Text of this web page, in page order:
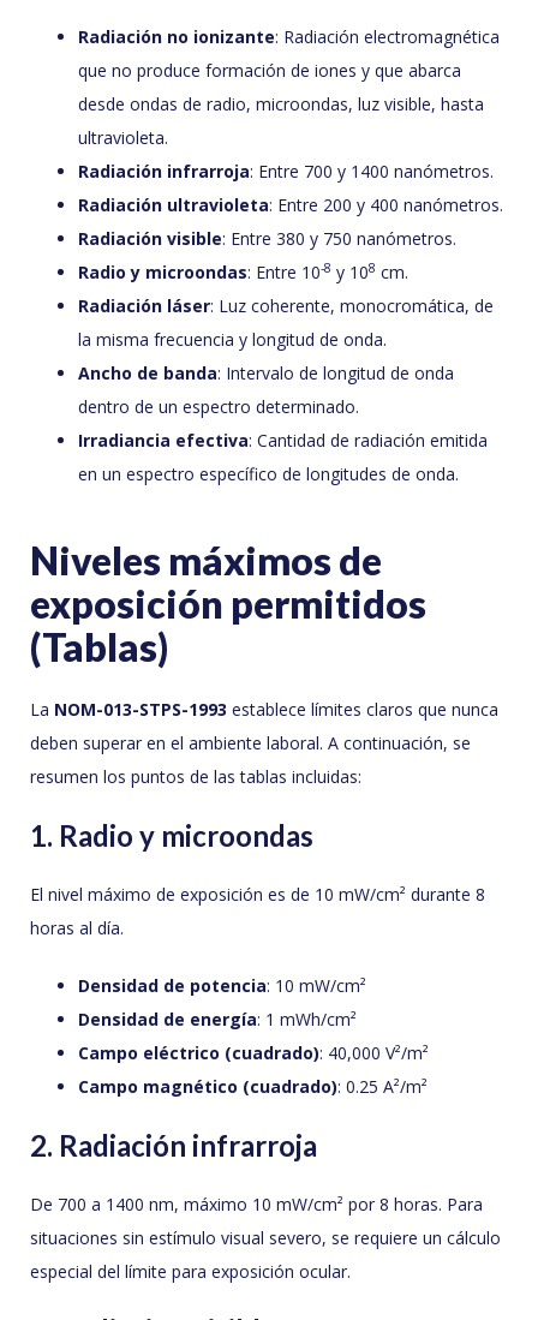
Radiación no ionizante: Radiación electromagnética
que no produce formación de iones y que abarca
desde ondas de radio, microondas, luz visible, hasta
ultravioleta.
Radiación infrarroja: Entre 700 y 1400 nanómetros.
Radiación ultravioleta: Entre 200 y 400 nanómetros.
Radiación visible: Entre 380 y 750 nanómetros.
Radio y microondas: Entre 10-8 y 108 cm.
Radiación láser: Luz coherente, monocromática, de
la misma frecuencia y longitud de onda.
Ancho de banda: Intervalo de longitud de onda
dentro de un espectro determinado.
Irradiancia efectiva: Cantidad de radiación emitida
en un espectro específico de longitudes de onda.
Niveles máximos de
exposición permitidos
(Tablas)
La NOM-013-STPS-1993 establece límites claros que nunca
deben superar en el ambiente laboral. A continuación, se
resumen los puntos de las tablas incluidas:
1. Radio y microondas
El nivel máximo de exposición es de 10 mW/cm² durante 8
horas al día.
Densidad de potencia: 10 mW/cm²
Densidad de energía: 1 mWh/cm²
Campo eléctrico (cuadrado): 40,000 V²/m²
Campo magnético (cuadrado): 0.25 A²/m²
2. Radiación infrarroja
De 700 a 1400 nm, máximo 10 mW/cm² por 8 horas. Para
situaciones sin estímulo visual severo, se requiere un cálculo
especial del límite para exposición ocular.